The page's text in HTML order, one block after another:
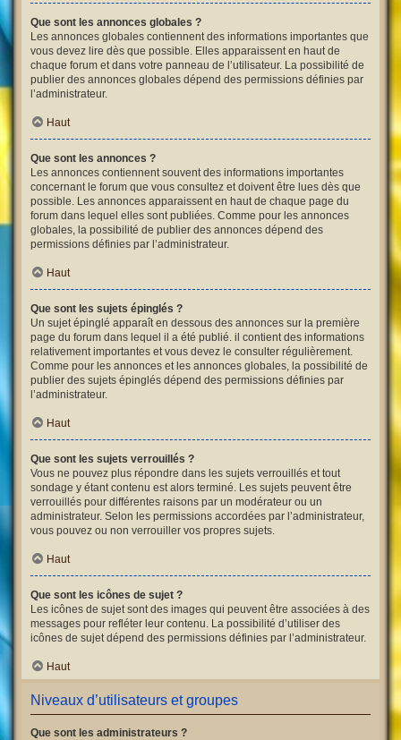
Que sont les annonces globales ?
Les annonces globales contiennent des informations importantes que
vous devez lire dès que possible. Elles apparaissent en haut de
chaque forum et dans votre panneau de l’utilisateur. La possibilité de
publier des annonces globales dépend des permissions définies par
l’administrateur.
Haut
Que sont les annonces ?
Les annonces contiennent souvent des informations importantes
concernant le forum que vous consultez et doivent être lues dès que
possible. Les annonces apparaissent en haut de chaque page du
forum dans lequel elles sont publiées. Comme pour les annonces
globales, la possibilité de publier des annonces dépend des
permissions définies par l’administrateur.
Haut
Que sont les sujets épinglés ?
Un sujet épinglé apparaît en dessous des annonces sur la première
page du forum dans lequel il a été publié. il contient des informations
relativement importantes et vous devez le consulter régulièrement.
Comme pour les annonces et les annonces globales, la possibilité de
publier des sujets épinglés dépend des permissions définies par
l’administrateur.
Haut
Que sont les sujets verrouillés ?
Vous ne pouvez plus répondre dans les sujets verrouillés et tout
sondage y étant contenu est alors terminé. Les sujets peuvent être
verrouillés pour différentes raisons par un modérateur ou un
administrateur. Selon les permissions accordées par l’administrateur,
vous pouvez ou non verrouiller vos propres sujets.
Haut
Que sont les icônes de sujet ?
Les icônes de sujet sont des images qui peuvent être associées à des
messages pour refléter leur contenu. La possibilité d’utiliser des
icônes de sujet dépend des permissions définies par l’administrateur.
Haut
Niveaux d’utilisateurs et groupes
Que sont les administrateurs ?